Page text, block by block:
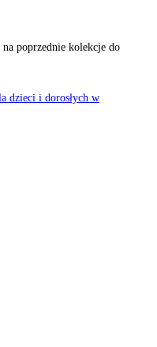
poprzednie kolekcje do